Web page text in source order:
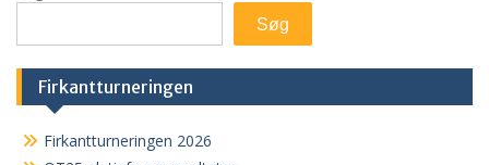
Søg
Firkantturneringen
Firkantturneringen 2026